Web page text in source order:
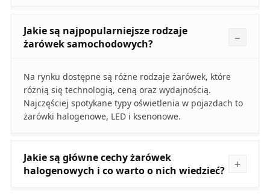
Jakie są najpopularniejsze rodzaje
żarówek samochodowych?
Na rynku dostępne są różne rodzaje żarówek, które
różnią się technologią, ceną oraz wydajnością.
Najczęściej spotykane typy oświetlenia w pojazdach to
żarówki halogenowe, LED i ksenonowe.
Jakie są główne cechy żarówek
halogenowych i co warto o nich wiedzieć?